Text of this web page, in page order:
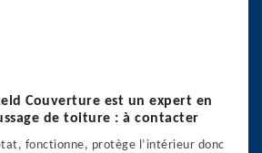
Couverture est un expert en
de toiture : à contacter
fonctionne, protège l’intérieur donc